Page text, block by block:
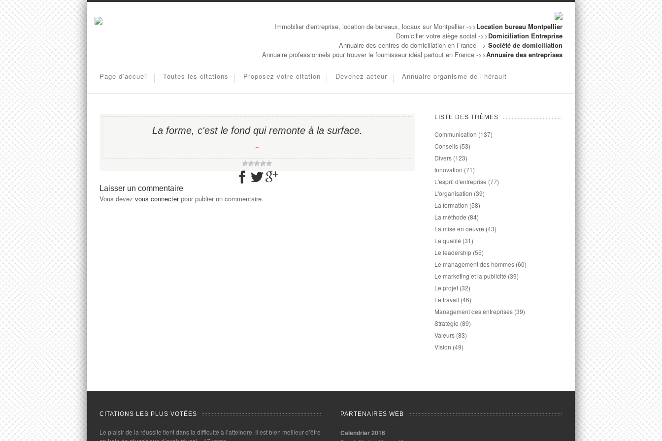
Immobilier d'entreprise, location de bureaux, locaux sur Montpellier ->>Location bureau Montpellier
Domicilier votre siège social ->>Domiciliation Entreprise
Annuaire des centres de domiciliation en France --> Société de domiciliation
Annuaire professionnels pour trouver le fournisseur idéal partout en France ->>Annuaire des entreprises
Page d’accueil Toutes les citations Proposez votre citation Devenez acteur Annuaire organisme de l’hérault
La forme, c'est le fond qui remonte à la surface.
−
Laisser un commentaire
Vous devez vous connecterpour publier un commentaire.
LISTE DES THÈMES
Communication (137)
Conseils (53)
Divers (123)
Innovation (71)
L'esprit d'entreprise (77)
L'organisation (39)
La formation (58)
La méthode (84)
La mise en oeuvre (43)
La qualité (31)
Le leadership (55)
Le management des hommes (60)
Le marketing et la publicité (39)
Le projet (32)
Le travail (46)
Management des entreprises (39)
Stratégie (89)
Valeurs (83)
Vision (49)
CITATIONS LES PLUS VOTÉES
Le plaisir de la réussite tient dans la difficulté à l’atteindre. Il est bien meilleur d’être
PARTENAIRES WEB
Calendrier 2016